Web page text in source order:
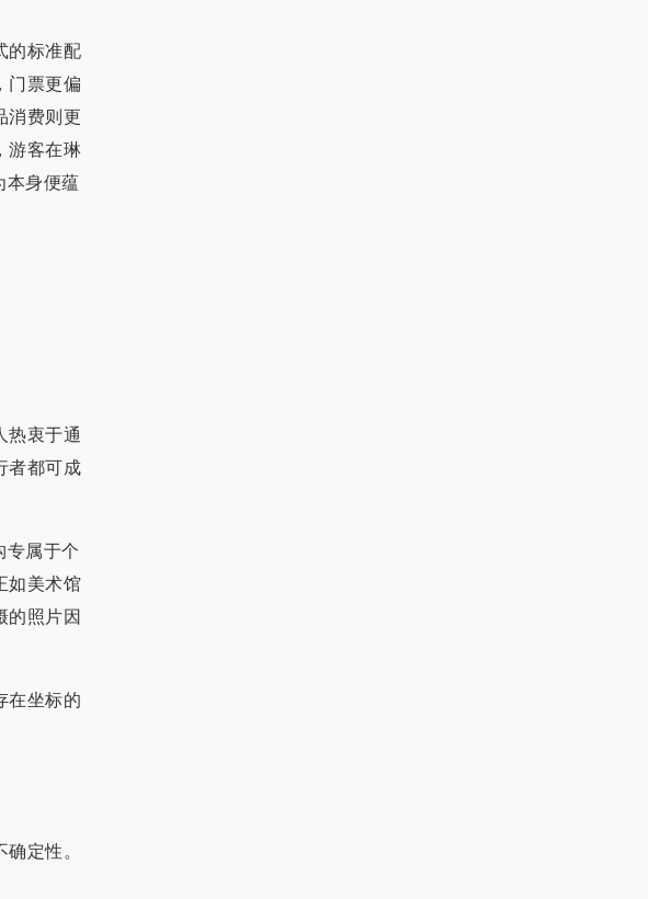
的标准配
门票更偏
消费则更
游客在琳
本身便蕴
热衷于通
者都可成
专属于个
如美术馆
的照片因
在坐标的
定性。